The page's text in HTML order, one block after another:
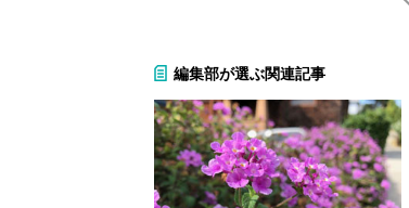
編集部が選ぶ関連記事